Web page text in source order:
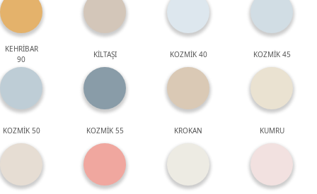
KEHRİBAR
90
KİLTAŞI KOZMİK 40 KOZMİK 45
KOZMİK 50 KOZMİK 55 KROKAN KUMRU